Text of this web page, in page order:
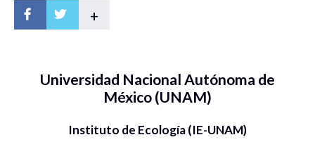
+
Universidad Nacional Autónoma de
México (UNAM)
Instituto de Ecología (IE-UNAM)